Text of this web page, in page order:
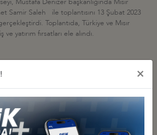
Samir Saleh ile toplantısını 13 Şubat 2023
Toplantıda, Türkiye ve Mısır
yatırım fırsatları ele alındı.
Diğer Etkinlikler
HACMİ HEDEFİ: 15 MİLYAR DOLAR
Türkiye - Mısır İş Konseyi
×